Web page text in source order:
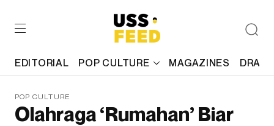
EDITORIAL POP CULTURE MAGAZINES
POP CULTURE
Olahraga ‘Rumahan’ Biar